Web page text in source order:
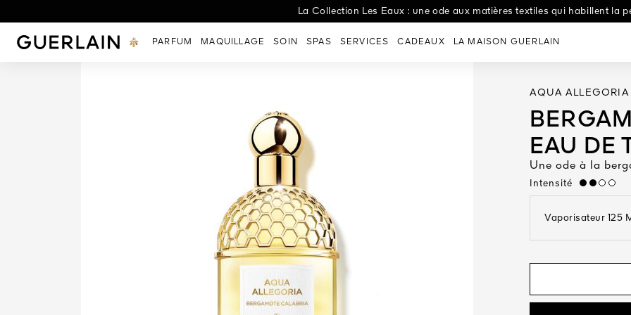
La Collection Les Eaux : une ode aux matières textiles qui habillent la
Découvrez la nouvelle Crème Nuit Night-Taping Treatment pour un effet lift
Nouveau Rendez-Vous d'Exception : Amour Céleste par Lucie Touré, virtuose du papier,
Guerlain - (Revenir à la page d'accueil)
PARFUM MAQUILLAGE SOIN SPAS SERVICES CADEAUX LA MAISON GUERLAIN
AQUA ALLEGORIA
EAU DE
Une ode à la
Intensité medium
Vaporisateur
open the dropdown